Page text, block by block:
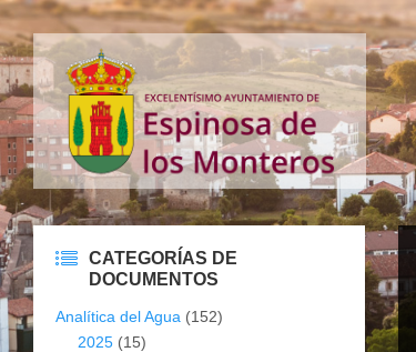
CATEGORÍAS DE
DOCUMENTOS
Analítica del Agua (152)
2025 (15)